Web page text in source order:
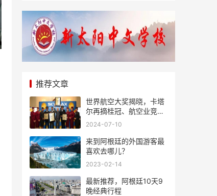
推荐文章
世界航空大奖揭晓，卡塔
尔再摘桂冠、航空业竞争
风起云涌
2024-07-10
来到阿根廷的外国游客最
喜欢去哪儿？
2023-02-14
最新推荐，阿根廷10天9
晚经典行程